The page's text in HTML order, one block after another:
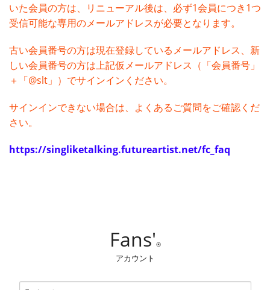
いた会員の方は、リニューアル後は、必ず1会員につき1つ
受信可能な専用のメールアドレスが必要となります。
古い会員番号の方は現在登録しているメールアドレス、新
しい会員番号の方は上記仮メールアドレス（「会員番号」
＋「@slt」）でサインインください。
サインインできない場合は、よくあるご質問をご確認くだ
さい。
https://singliketalking.futureartist.net/fc_faq
Fans'®
アカウント